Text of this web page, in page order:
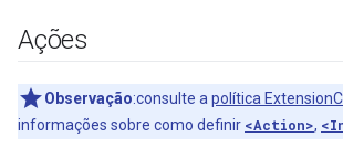
Ações
Observação:consulte a política
informações sobre como definir <Action>,